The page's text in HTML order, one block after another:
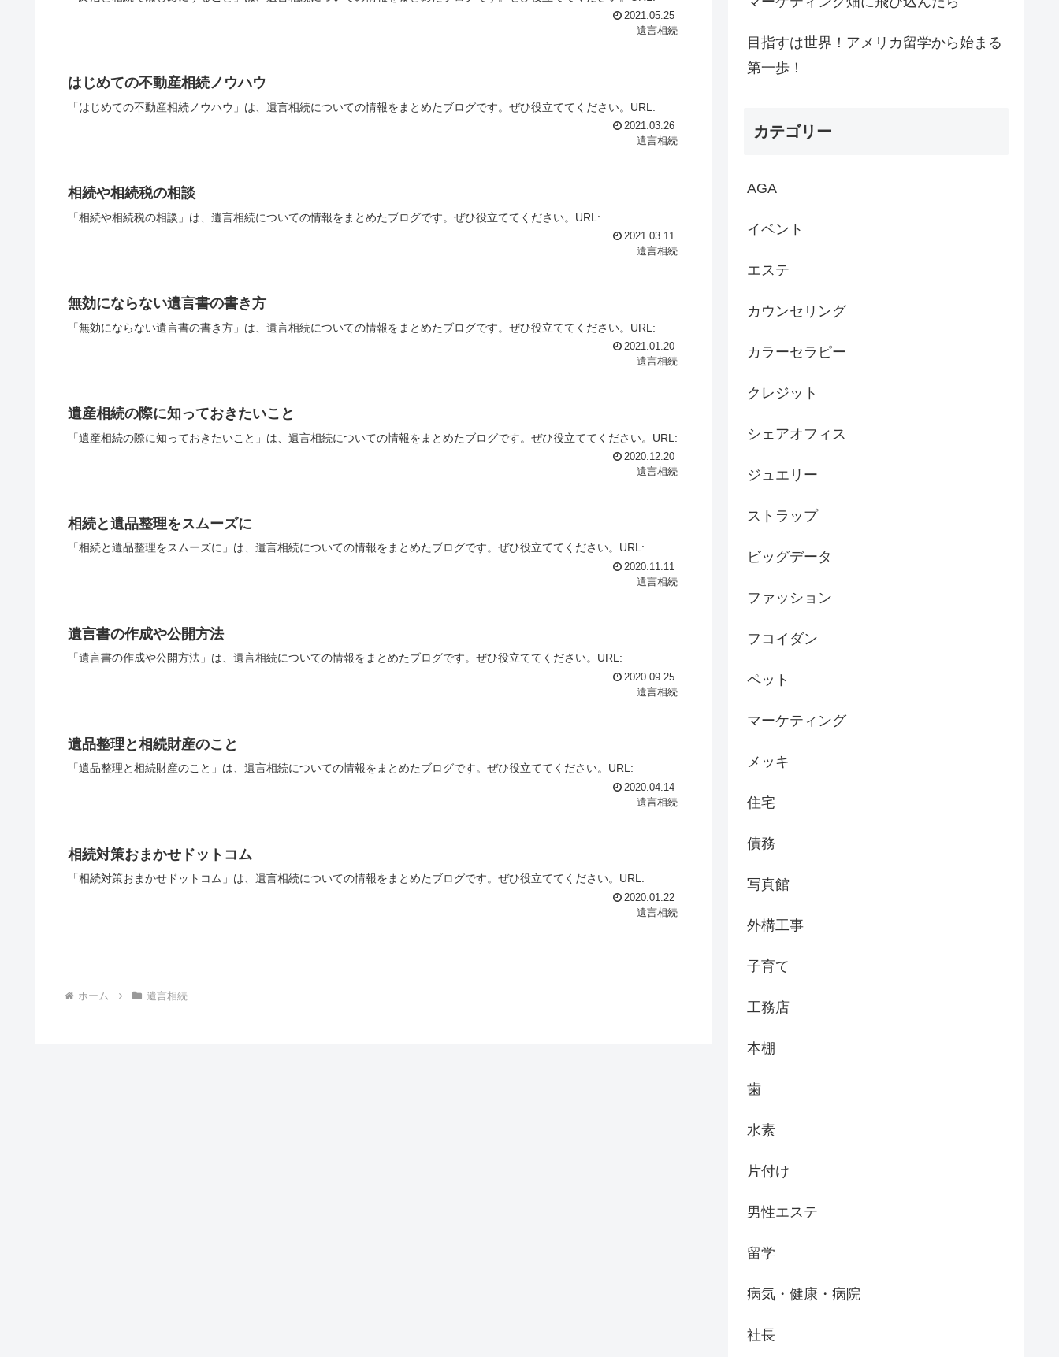
2021.05.25
遺言相続
はじめての不動産相続ノウハウ
「はじめての不動産相続ノウハウ」は、遺言相続についての情報をまとめたブログです。ぜひ役立ててください。URL:
2021.03.26
遺言相続
相続や相続税の相談
「相続や相続税の相談」は、遺言相続についての情報をまとめたブログです。ぜひ役立ててください。URL:
2021.03.11
遺言相続
無効にならない遺言書の書き方
「無効にならない遺言書の書き方」は、遺言相続についての情報をまとめたブログです。ぜひ役立ててください。URL:
2021.01.20
遺言相続
遺産相続の際に知っておきたいこと
「遺産相続の際に知っておきたいこと」は、遺言相続についての情報をまとめたブログです。ぜひ役立ててください。URL:
2020.12.20
遺言相続
相続と遺品整理をスムーズに
「相続と遺品整理をスムーズに」は、遺言相続についての情報をまとめたブログです。ぜひ役立ててください。URL:
2020.11.11
遺言相続
遺言書の作成や公開方法
「遺言書の作成や公開方法」は、遺言相続についての情報をまとめたブログです。ぜひ役立ててください。URL:
2020.09.25
遺言相続
遺品整理と相続財産のこと
「遺品整理と相続財産のこと」は、遺言相続についての情報をまとめたブログです。ぜひ役立ててください。URL:
2020.04.14
遺言相続
相続対策おまかせドットコム
「相続対策おまかせドットコム」は、遺言相続についての情報をまとめたブログです。ぜひ役立ててください。URL:
2020.01.22
遺言相続
ホーム 遺言相続
目指すは世界！アメリカ留学から始まる
第一歩！
カテゴリー
AGA
イベント
エステ
カウンセリング
カラーセラピー
クレジット
シェアオフィス
ジュエリー
ストラップ
ビッグデータ
ファッション
フコイダン
ペット
マーケティング
メッキ
住宅
債務
写真館
外構工事
子育て
工務店
本棚
歯
水素
片付け
男性エステ
留学
病気・健康・病院
社長